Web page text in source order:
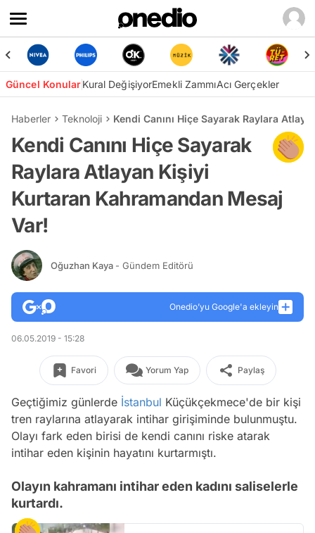
Güncel KonularKural DeğişiyorEmekli ZammıAcı Gerçekler
Haberler Teknoloji Kendi Canını Hiçe Sayarak Raylara
Kendi Canını Hiçe Sayarak
Raylara Atlayan Kişiyi
Kurtaran Kahramandan Mesaj
Var!
Oğuzhan Kaya - Gündem Editörü
Onedio’yu Google'a ekleyin
06.05.2019 - 15:28
Favori Yorum Yap Paylaş
Geçtiğimiz günlerde İstanbul Küçükçekmece'de bir kişi
tren raylarına atlayarak intihar girişiminde bulunmuştu.
Olayı fark eden birisi de kendi canını riske atarak
intihar eden kişinin hayatını kurtarmıştı.
Olayın kahramanı intihar eden kadını saliselerle
kurtardı.